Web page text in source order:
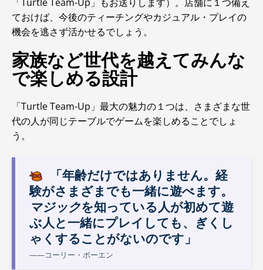
ておけば、今後のティーチングやカジュアル・プレイの
機会を逃さず活かせるでしょう。
家族など世代を越えてみんな
で楽しめる設計
「Turtle Team-Up」最大の魅力の１つは、さまざまな世
代の人が同じテーブルでゲームを楽しめることでしょ
う。
「年齢だけではありません。経
験がさまざまでも一緒に遊べます。
マジックを知っている人が初めて遊
ぶ人と一緒にプレイしても、ぎくし
ゃくすることがないのです」
――コーリー・ボーエン